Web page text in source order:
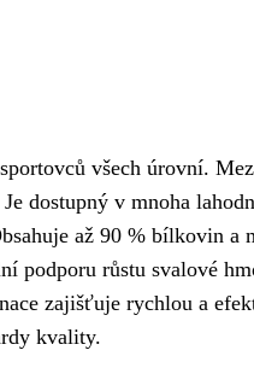
všech úrovní.
dostupný v mnoha
až 90 % bílkovin a
podporu růstu svalové
zajišťuje rychlou a
kvality.